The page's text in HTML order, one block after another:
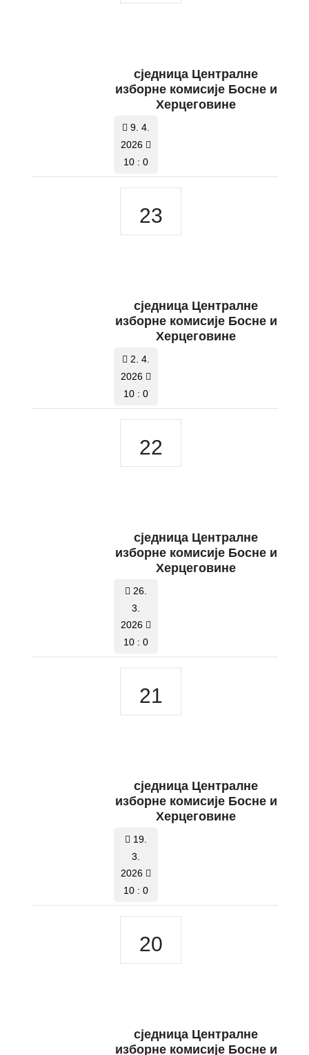
сједницa Централне
изборне комисије Босне и
Херцеговине
9. 4.
2026
10 : 0
23
сједница Централне
изборне комисије Босне и
Херцеговине
2. 4.
2026
10 : 0
22
сједница Централне
изборне комисије Босне и
Херцеговине
26.
3.
2026
10 : 0
21
сједница Централне
изборне комисије Босне и
Херцеговине
19.
3.
2026
10 : 0
20
сједница Централне
изборне комисије Босне и